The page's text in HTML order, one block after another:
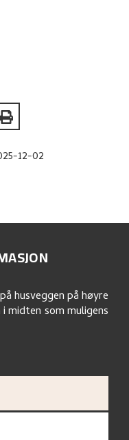
12-02
husveggen på høyre
midten som muligens